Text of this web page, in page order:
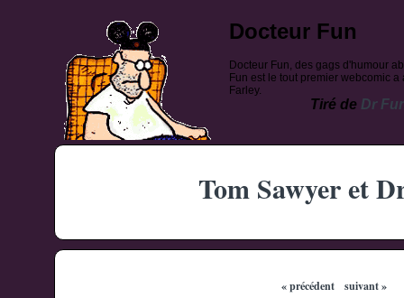
Docteur Fun
Docteur Fun, des gags d'humour
Fun est le tout premier webcomic
Farley.
Tiré de Dr
Tom Sawyer et
« précédent suivant »